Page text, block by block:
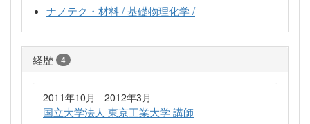
ナノテク・材料 / 基礎物理化学 /
経歴 4
2011年10月 - 2012年3月
国立大学法人 東京工業大学 講師